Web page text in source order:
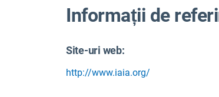
Informații de
Site-uri web:
http://www.iaia.org/